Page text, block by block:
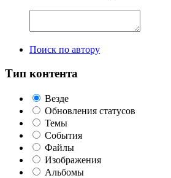
Поиск по автору
Тип контента
Везде
Обновления статусов
Темы
События
Файлы
Изображения
Альбомы